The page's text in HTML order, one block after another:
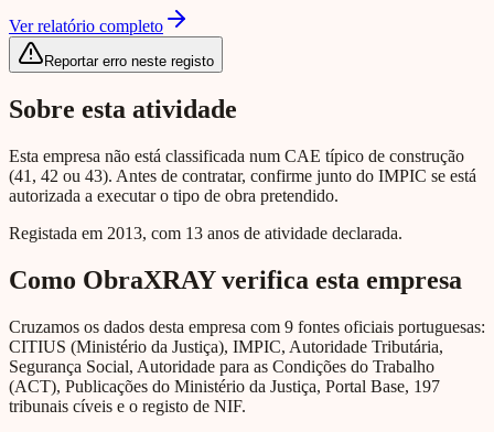
Ver relatório completo
Reportar erro neste registo
Sobre esta atividade
Esta empresa não está classificada num CAE típico de construção
(41, 42 ou 43). Antes de contratar, confirme junto do IMPIC se está
autorizada a executar o tipo de obra pretendido.
Registada em 2013, com 13 anos de atividade declarada.
Como ObraXRAY verifica esta empresa
Cruzamos os dados desta empresa com 9 fontes oficiais portuguesas:
CITIUS (Ministério da Justiça), IMPIC, Autoridade Tributária,
Segurança Social, Autoridade para as Condições do Trabalho
(ACT), Publicações do Ministério da Justiça, Portal Base, 197
tribunais cíveis e o registo de NIF.